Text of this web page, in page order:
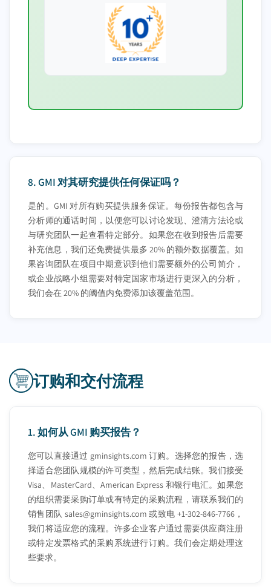
8.GMI 对其研究提供任何保证吗？
是的。GMI 对所有购买提供服务保证。每份报告都包含与
分析师的通话时间，以便您可以讨论发现、澄清方法论或
与研究团队一起查看特定部分。如果您在收到报告后需要
补充信息，我们还免费提供最多 20% 的额外数据覆盖。如
果咨询团队在项目中期意识到他们需要额外的公司简介，
或企业战略小组需要对特定国家市场进行更深入的分析，
我们会在 20% 的阈值内免费添加该覆盖范围。
订购和交付流程
1.如何从 GMI 购买报告？
您可以直接通过 gminsights.com 订购。选择您的报告，选
择适合您团队规模的许可类型，然后完成结账。我们接受
Visa、MasterCard、American Express 和银行电汇。如果您
的组织需要采购订单或有特定的采购流程，请联系我们的
销售团队 sales@gminsights.com 或致电 +1-302-846-7766，
我们将适应您的流程。许多企业客户通过需要供应商注册
或特定发票格式的采购系统进行订购。我们会定期处理这
些要求。